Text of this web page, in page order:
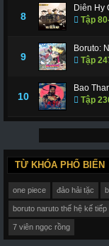
8
Diên Hy
Tập
9
Boruto:
Tập
10
Bao
Tập
TỪ KHÓA PHỔ BIẾN
one piece đảo hải tặc
boruto naruto thế hệ kế tiếp
7 viên ngọc rồng